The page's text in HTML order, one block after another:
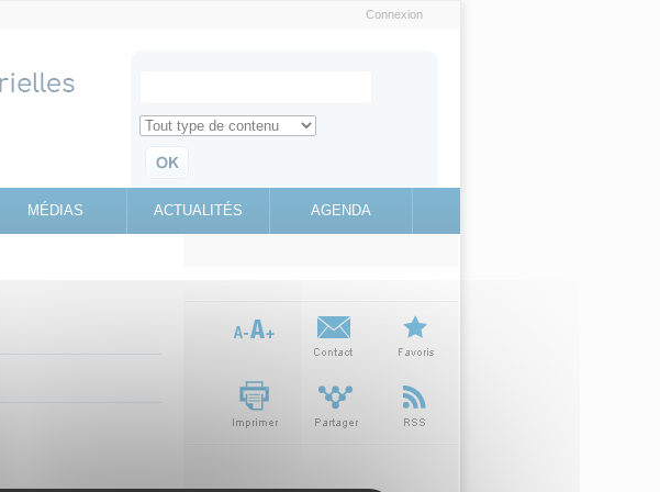
Connexion
Search for
Retrouvez toute l'information sur le site education.gouv.fr
MÉDIAS ACTUALITÉS AGENDA